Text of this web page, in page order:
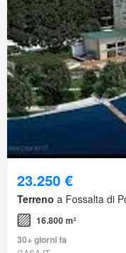
23.250 €
Terreno a Fossalta di
16.800 m²
30+ giorni fa